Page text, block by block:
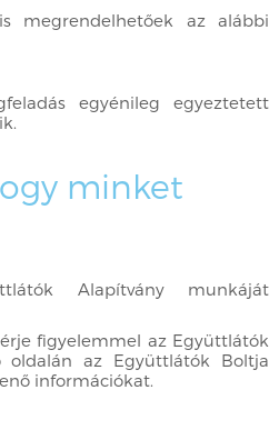
megrendelhetőek az alábbi
egyénileg egyeztetett
minket
Alapítvány munkáját
figyelemmel az Együttlátók
oldalán az Együttlátók Boltja
információkat.